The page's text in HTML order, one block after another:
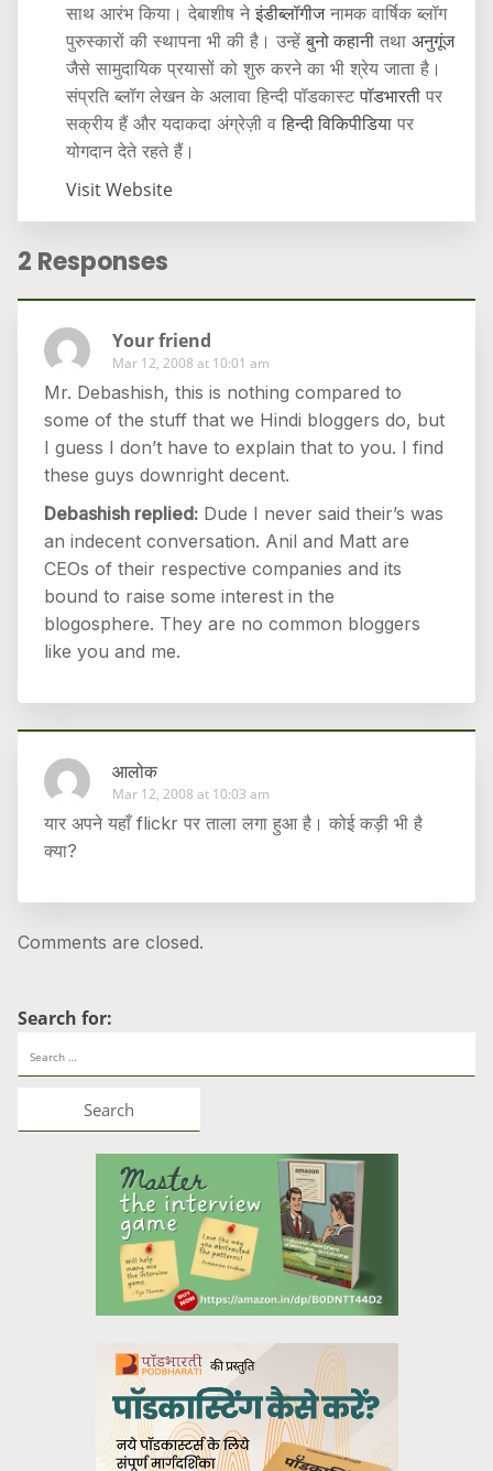
साथ आरंभ किया। देबाशीष नेइंडीब्लॉगीजनामक वार्षिक ब्लॉग
पुरुस्कारों की स्थापना भी की है। उन्हेंबुनो कहानी तथाअनुगूंज
जैसे सामुदायिक प्रयासों को शुरु करने का भी श्रेय जाता है।
संप्रति ब्लॉग लेखन के अलावा हिन्दी पॉडकास्टपॉडभारती पर
सक्रीय हैं और यदाकदा अंग्रेज़ी वहिन्दी विकिपीडिया पर
योगदान देते रहते हैं।
Visit Website
2 Responses
Your friend
Mar 12, 2008 at 10:01 am
Mr. Debashish, this is nothing compared to
some of the stuff that we Hindi bloggers do, but
I guess I don’t have to explain that to you. I find
these guys downright decent.
Debashish replied: Dude I never said their’s was
an indecent conversation. Anil and Matt are
CEOs of their respective companies and its
bound to raise some interest in the
blogosphere. They are no common bloggers
like you and me.
आलोक
Mar 12, 2008 at 10:03 am
यार अपने यहाँ flickr पर ताला लगा हुआ है। कोई कड़ी भी है
क्या?
Comments are closed.
Search for: